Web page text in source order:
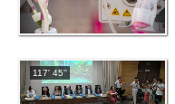
117' 45''